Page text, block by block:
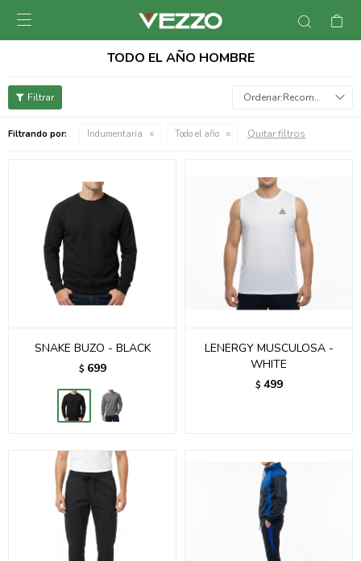

TODO EL AÑO HOMBRE
Recomendados
Filtrando por: Indumentaria Todo el año Quitar filtros
SNAKE BUZO - BLACK
$ 699
LENERGY MUSCULOSA -
WHITE
$ 499